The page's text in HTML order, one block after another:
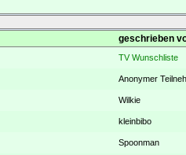
geschrieben
TV Wunschliste
Anonymer
Wilkie
kleinbibo
Spoonman